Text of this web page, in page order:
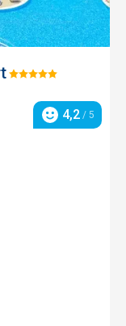
Hodnotenie:
Hodnotenie
4,2 / 5